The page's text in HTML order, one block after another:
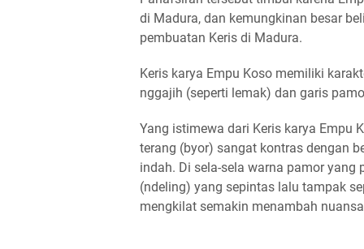
di Madura, dan kemungkinan besar
pembuatan Keris di Madura.
Keris karya Empu Koso memiliki
nggajih (seperti lemak) dan garis
Yang istimewa dari Keris karya Empu
terang (byor) sangat kontras dengan
indah. Di sela-sela warna pamor
(ndeling) yang sepintas lalu tampak
mengkilat semakin menambah